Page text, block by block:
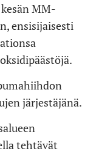
MM-
ensisijaisesti
järjestäjänä.
tehtävät